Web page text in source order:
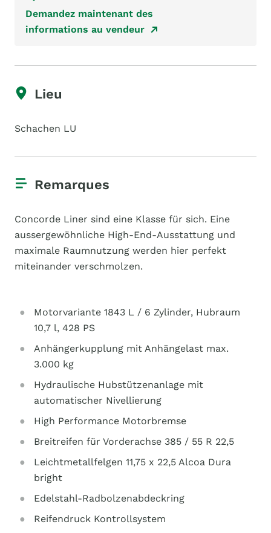
Demandez maintenant des
informations au vendeur
Lieu
Schachen LU
Remarques
Concorde Liner sind eine Klasse für sich. Eine
aussergewöhnliche High-End-Ausstattung und
maximale Raumnutzung werden hier perfekt
miteinander verschmolzen.
Motorvariante 1843 L / 6 Zylinder, Hubraum
10,7 l, 428 PS
Anhängerkupplung mit Anhängelast max.
3.000 kg
Hydraulische Hubstützenanlage mit
automatischer Nivellierung
High Performance Motorbremse
Breitreifen für Vorderachse 385 / 55 R 22,5
Leichtmetallfelgen 11,75 x 22,5 Alcoa Dura
bright
Edelstahl-Radbolzenabdeckring
Reifendruck Kontrollsystem